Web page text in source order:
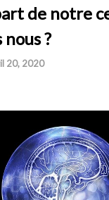
de notre
?
20, 2020